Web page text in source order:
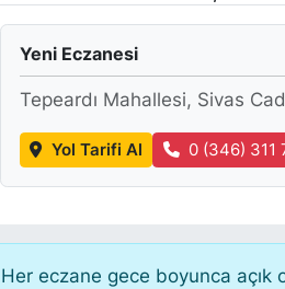
Yeni Eczanesi
Tepeardı Mahallesi, Sivas
Yol Tarifi Al 0 (346) 311
Her eczane gece boyunca açık